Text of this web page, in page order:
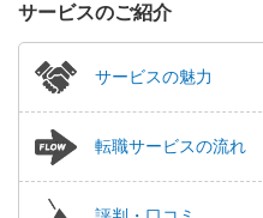
サービスのご紹介
サービスの魅力
転職サービスの流れ